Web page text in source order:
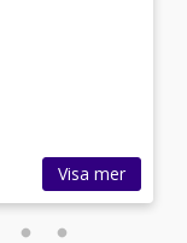
Visa mer